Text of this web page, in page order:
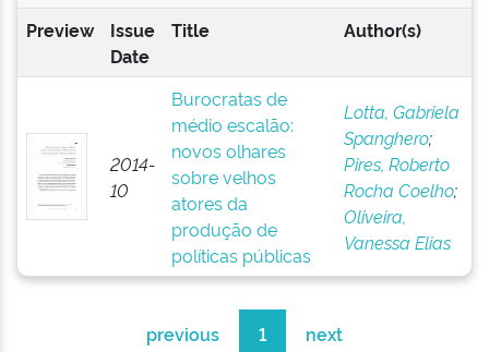
Preview
Issue
Date
Title Author(s)
2014-
10
Burocratas de
médio escalão:
novos olhares
sobre velhos
atores da
produção de
políticas públicas
Lotta, Gabriela
Spanghero;
Pires, Roberto
Rocha Coelho;
Oliveira,
Vanessa Elias
previous 1 next